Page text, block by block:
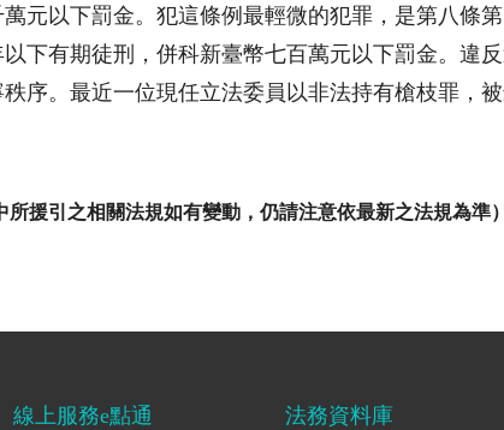
元以下罰金。犯這條例最輕微的犯罪，是第八條
下有期徒刑，併科新臺幣七百萬元以下罰金。違
序。最近一位現任立法委員以非法持有槍枝罪，
所援引之相關法規如有變動，仍請注意依最新之法規為準）
線上服務e點通 法務資料庫